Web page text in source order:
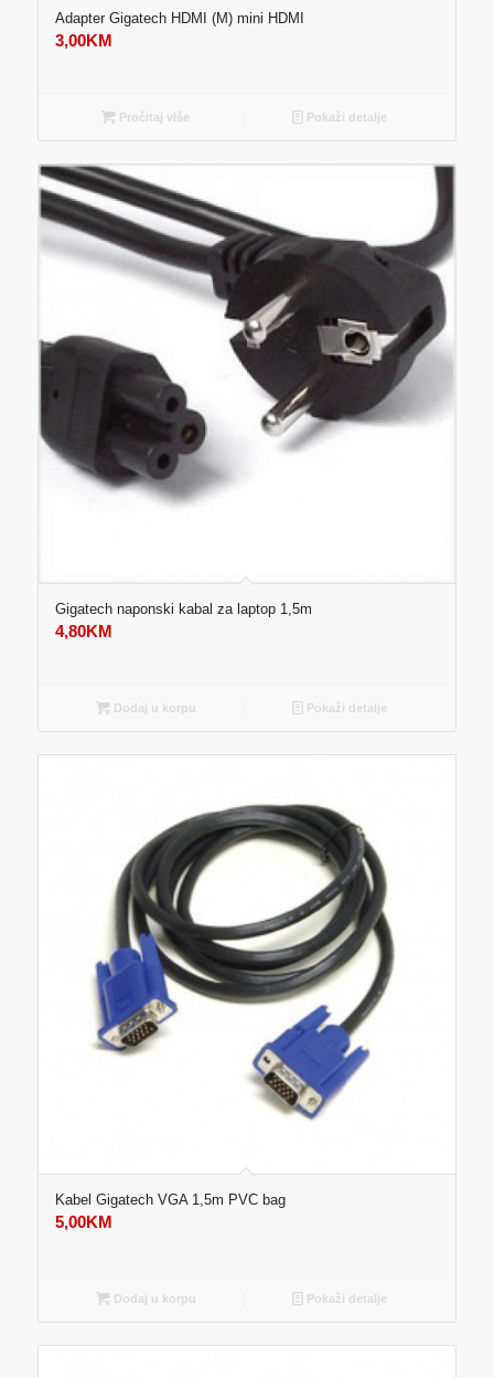
Adapter Gigatech HDMI (M) mini HDMI
3,00KM
Pročitaj više Pokaži detalje
Gigatech naponski kabal za laptop 1,5m
4,80KM
Dodaj u korpu Pokaži detalje
Kabel Gigatech VGA 1,5m PVC bag
5,00KM
Dodaj u korpu Pokaži detalje